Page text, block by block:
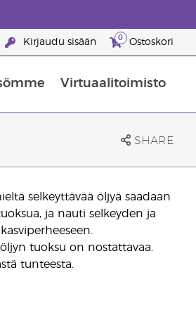
Kirjaudu sisään 0 Ostoskori
Virtuaalitoimisto
SHARE
selkeyttävää öljyä saadaan
ja nauti selkeyden ja
tuoksu on nostattavaa.
tunteesta.